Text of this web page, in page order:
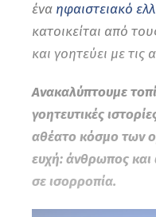
ένα ηφαιστειακό
κατοικείται από
και γοητεύει με τις
Ανακαλύπτουμε
γοητευτικές
αθέατο κόσμο των
ευχή: άνθρωπος
σε ισορροπία.